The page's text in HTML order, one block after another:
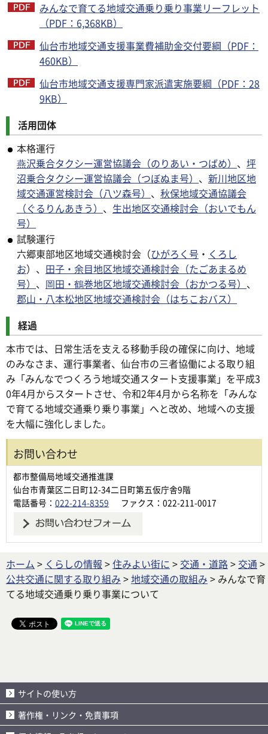
みんなで育てる地域交通乗り乗り事業リーフレット
（PDF：6,368KB）
仙台市地域交通支援事業費補助金交付要綱（PDF：
460KB）
仙台市地域交通支援専門家派遣実施要綱（PDF：28
9KB）
活用団体
本格運行
燕沢乗合タクシー運営協議会（のりあい・つばめ） 、 坪
沼乗合タクシー運営協議会（つぼぬま号） 、 新川地区地
域交通運営検討会（八ツ森号） 、 秋保地域交通協議会
（ぐるりんあきう） 、 生出地区交通検討会（おいでもん
号）
試験運行
六郷東部地区地域交通検討会（ひがろく号 ・ くろし
お）、 田子・余目地区地域交通検討会（たごあまるめ
号） 、 岡田・鶴巻地区地域交通検討会（おかつる号） 、
郡山・八本松地区地域交通検討会（はちこおバス）
経過
本市では、日常生活を支える移動手段の確保に向け、地域
のみなさま、運行事業者、仙台市の三者協働による取り組
み「みんなでつくろう地域交通スタート支援事業」を平成3
0年4月からスタートさせ、令和2年4月から名称を「みんな
で育てる地域交通乗り乗り事業」へと改め、地域への支援
を大幅に強化しました。
お問い合わせ
都市整備局地域交通推進課
仙台市青葉区二日町12-34二日町第五仮庁舎9階
電話番号： 022-214-8359 ファクス：022-211-0017
ホーム > くらしの情報 >住みよい街に > 交通・道路> 交通 >
公共交通に関する取り組み >地域交通の取組み > みんなで育
てる地域交通乗り乗り事業について
サイトの使い方
著作権・リンク・免責事項